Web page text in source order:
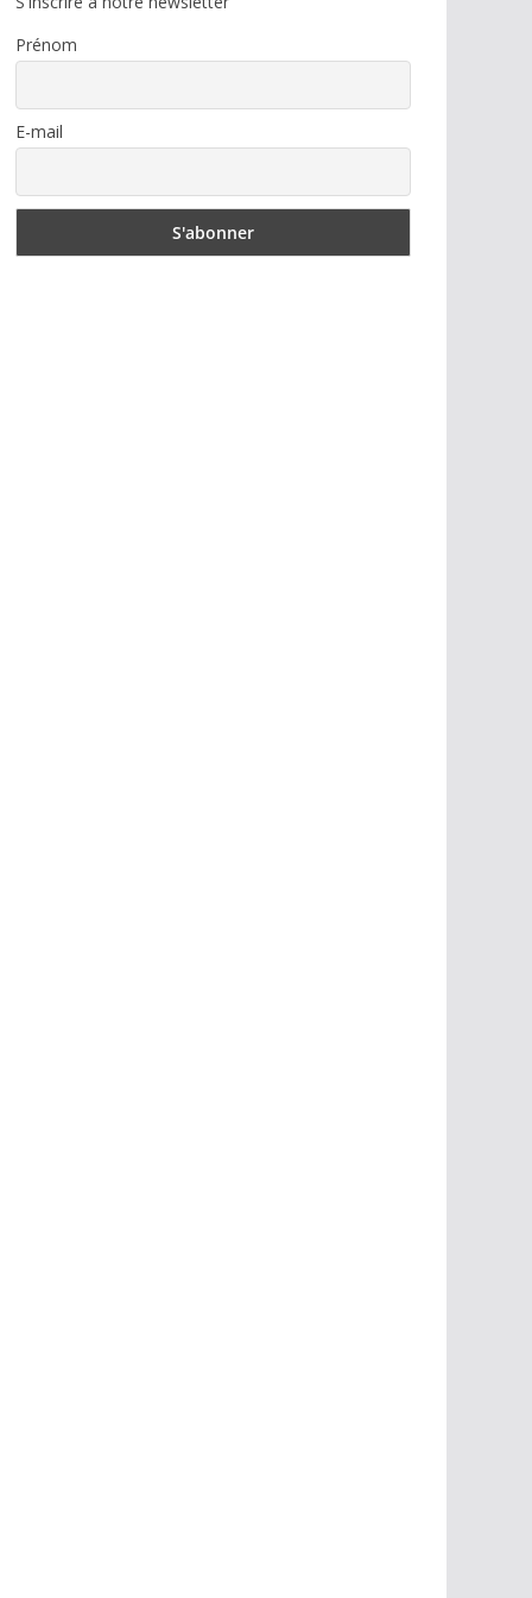
Prénom
E-mail